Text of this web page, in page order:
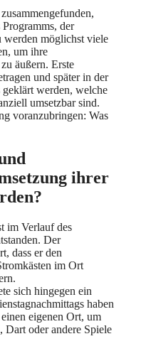
der
möglichst viele
um ihre
äußern. Erste
und später in der
werden, welche
umsetzbar sind.
voranzubringen: Was
ihrer
im Verlauf des
Der
dass er den
im Ort
sich hingegen ein
haben
eigenen Ort, um
oder andere Spiele